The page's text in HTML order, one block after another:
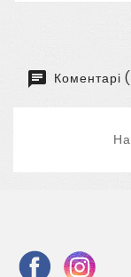
Коментарі